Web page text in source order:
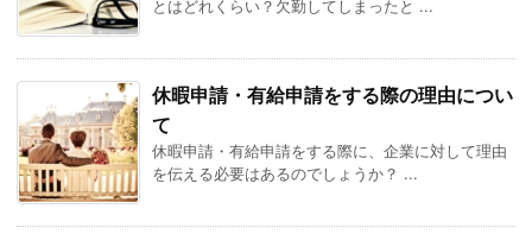
とはどれくらい？欠勤してしまったと ...
休暇申請・有給申請をする際の理由につい
て
休暇申請・有給申請をする際に、企業に対して理由
を伝える必要はあるのでしょうか？ ...